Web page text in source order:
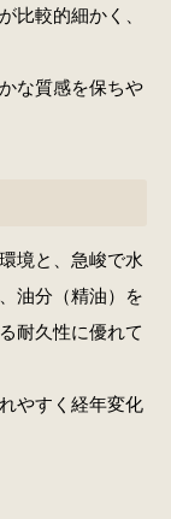
比較的細かく、
な質感を保ちや
境と、急峻で水
油分（精油）を
耐久性に優れて
やすく経年変化